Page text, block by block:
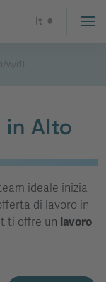
It
w/d)
in Alto
ideale inizia
di lavoro in
ti offre un lavoro